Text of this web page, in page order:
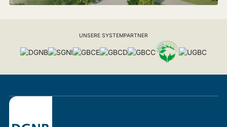
UNSERE SYSTEMPARTNER